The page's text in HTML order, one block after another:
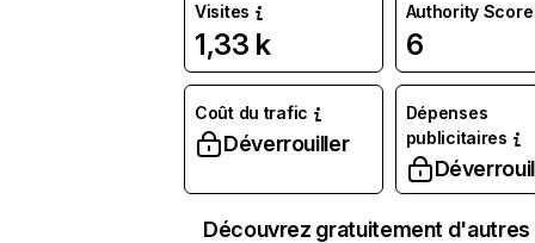
Visites
1,33 k
Authority Score
6
Coût du trafic
Déverrouiller
Dépenses
publicitaires
Découvrez gratuitement d'autres